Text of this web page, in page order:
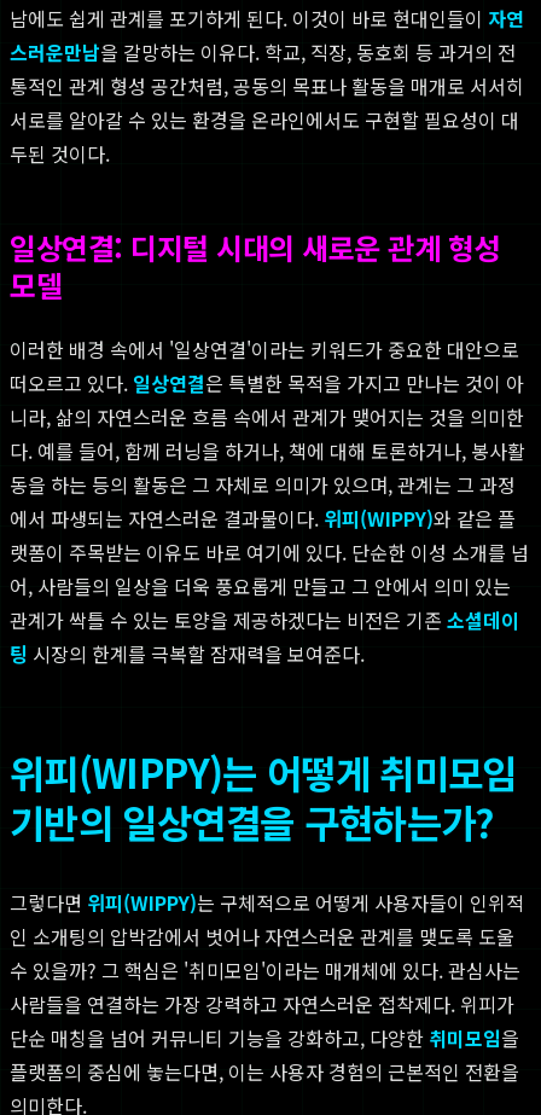
남에도 쉽게 관계를 포기하게 된다. 이것이 바로 현대인들이 자연
스러운만남을 갈망하는 이유다. 학교, 직장, 동호회 등 과거의 전
통적인 관계 형성 공간처럼, 공동의 목표나 활동을 매개로 서서히
서로를 알아갈 수 있는 환경을 온라인에서도 구현할 필요성이 대
두된 것이다.
일상연결: 디지털 시대의 새로운 관계 형성
모델
이러한 배경 속에서 '일상연결'이라는 키워드가 중요한 대안으로
떠오르고 있다. 일상연결은 특별한 목적을 가지고 만나는 것이 아
니라, 삶의 자연스러운 흐름 속에서 관계가 맺어지는 것을 의미한
다. 예를 들어, 함께 러닝을 하거나, 책에 대해 토론하거나, 봉사활
동을 하는 등의 활동은 그 자체로 의미가 있으며, 관계는 그 과정
에서 파생되는 자연스러운 결과물이다. 위피(WIPPY)와 같은 플
랫폼이 주목받는 이유도 바로 여기에 있다. 단순한 이성 소개를 넘
어, 사람들의 일상을 더욱 풍요롭게 만들고 그 안에서 의미 있는
관계가 싹틀 수 있는 토양을 제공하겠다는 비전은 기존 소셜데이
팅 시장의 한계를 극복할 잠재력을 보여준다.
위피(WIPPY)는 어떻게 취미모임
기반의 일상연결을 구현하는가?
그렇다면 위피(WIPPY)는 구체적으로 어떻게 사용자들이 인위적
인 소개팅의 압박감에서 벗어나 자연스러운 관계를 맺도록 도울
수 있을까? 그 핵심은 '취미모임'이라는 매개체에 있다. 관심사는
사람들을 연결하는 가장 강력하고 자연스러운 접착제다. 위피가
단순 매칭을 넘어 커뮤니티 기능을 강화하고, 다양한 취미모임을
플랫폼의 중심에 놓는다면, 이는 사용자 경험의 근본적인 전환을
의미한다.